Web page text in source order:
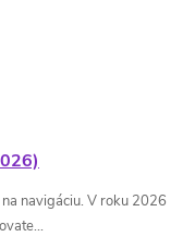
navigáciu. V roku 2026